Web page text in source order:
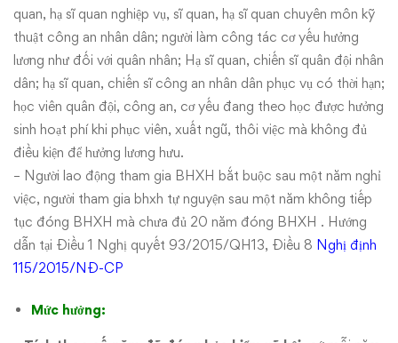
quan, hạ sĩ quan nghiệp vụ, sĩ quan, hạ sĩ quan chuyên môn kỹ
thuật công an nhân dân; người làm công tác cơ yếu hưởng
lương như đối với quân nhân; Hạ sĩ quan, chiến sĩ quân đội nhân
dân; hạ sĩ quan, chiến sĩ công an nhân dân phục vụ có thời hạn;
học viên quân đội, công an, cơ yếu đang theo học được hưởng
sinh hoạt phí khi phục viên, xuất ngũ, thôi việc mà không đủ
điều kiện để hưởng lương hưu.
– Người lao động tham gia BHXH bắt buộc sau một năm nghỉ
việc, người tham gia bhxh tự nguyện sau một năm không tiếp
tục đóng BHXH mà chưa đủ 20 năm đóng BHXH . Hướng
dẫn tại Điều 1 Nghị quyết 93/2015/QH13, Điều 8 Nghị định
115/2015/NĐ-CP
Mức hưởng: